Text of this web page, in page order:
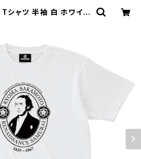
シャツ 半袖 白 ホワイト